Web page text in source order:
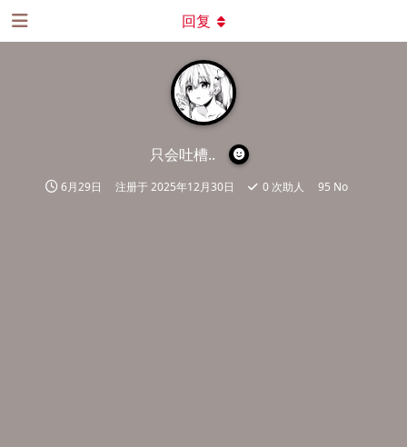
只会吐槽..
6月29日 注册于2025年12月30日 0 次助人 95 No
回复